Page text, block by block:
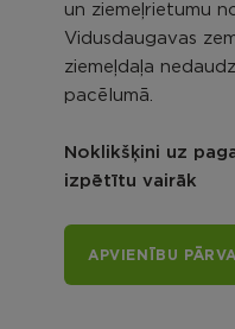
un ziemeļrietumu
Vidusdaugavas
ziemeļdaļa
pacēlumā.
Noklikšķini uz
izpētītu vairāk
APVIENĪBU